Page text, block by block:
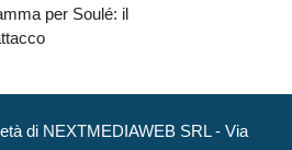
per Soulé: il
di NEXTMEDIAWEB SRL - Via